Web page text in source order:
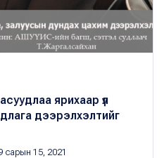
ярихаар үл
дээрэлхэлтийг
сарын 15, 2021